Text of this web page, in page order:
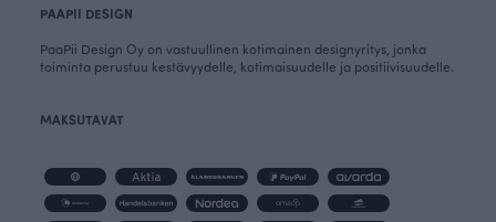
PAAPII DESIGN
PaaPii Design Oy on vastuullinen kotimainen designyritys, jonka
toiminta perustuu kestävyydelle, kotimaisuudelle ja positiivisuudelle.
MAKSUTAVAT